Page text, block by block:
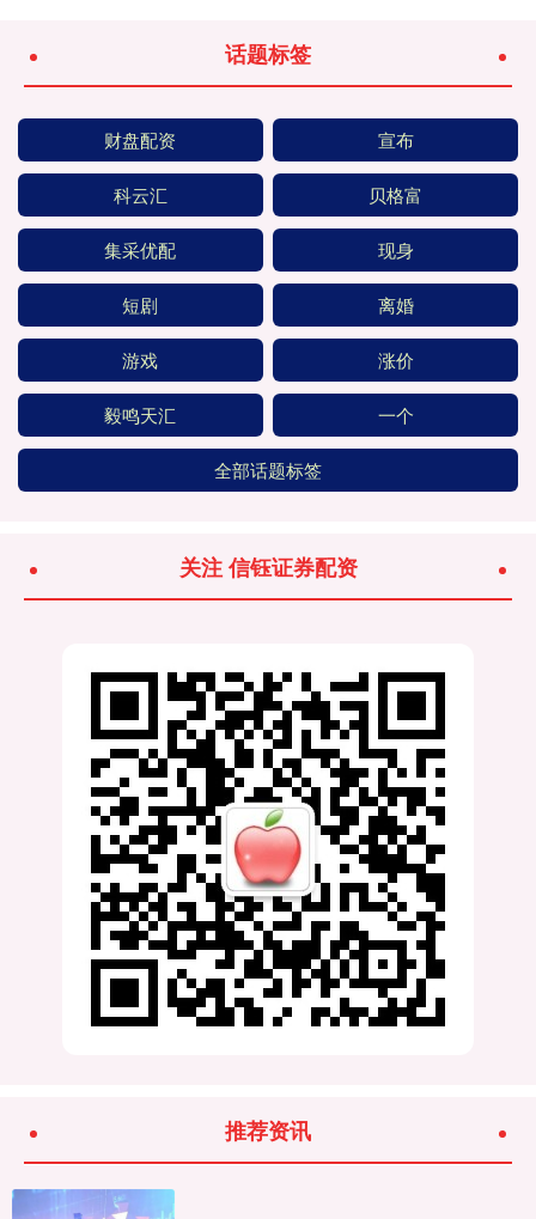
话题标签
财盘配资 宣布
科云汇 贝格富
集采优配 现身
短剧 离婚
游戏 涨价
毅鸣天汇 一个
全部话题标签
关注 信钰证券配资
推荐资讯